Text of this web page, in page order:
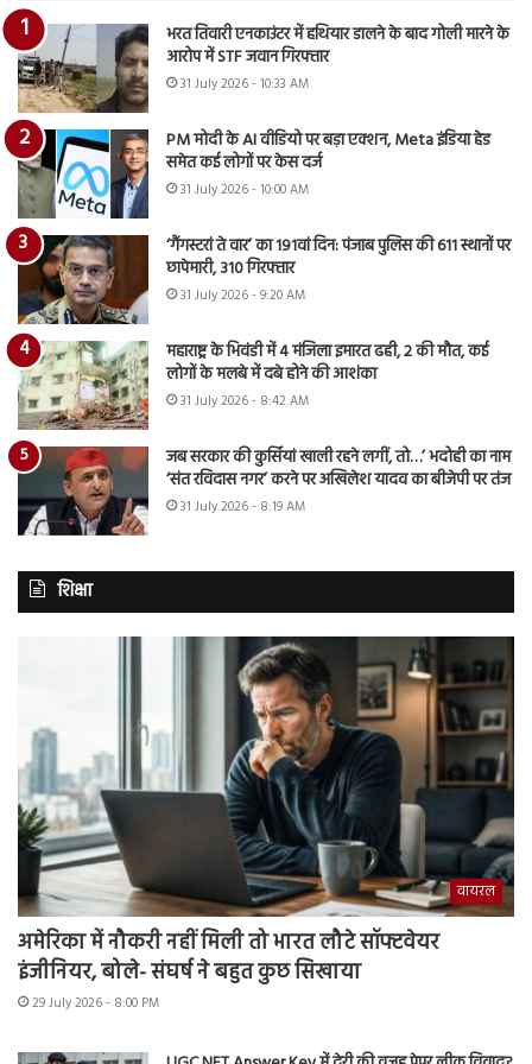
भरत तिवारी एनकाउंटर में हथियार डालने के बाद गोली मारने के
आरोप में STF जवान गिरफ्तार
31 July 2026 - 10:33 AM
PM मोदी के AI वीडियो पर बड़ा एक्शन, Meta इंडिया हेड
समेत कई लोगों पर केस दर्ज
31 July 2026 - 10:00 AM
‘गैंगस्टरां ते वार’ का 191वां दिन: पंजाब पुलिस की 611 स्थानों पर
छापेमारी, 310 गिरफ्तार
31 July 2026 - 9:20 AM
महाराष्ट्र के भिवंडी में 4 मंजिला इमारत ढही, 2 की मौत, कई
लोगों के मलबे में दबे होने की आशंका
31 July 2026 - 8:42 AM
जब सरकार की कुर्सियां खाली रहने लगीं, तो…’ भदोही का नाम
‘संत रविदास नगर’ करने पर अखिलेश यादव का बीजेपी पर तंज
31 July 2026 - 8:19 AM
शिक्षा
वायरल
अमेरिका में नौकरी नहीं मिली तो भारत लौटे सॉफ्टवेयर
इंजीनियर, बोले- संघर्ष ने बहुत कुछ सिखाया
29 July 2026 - 8:00 PM